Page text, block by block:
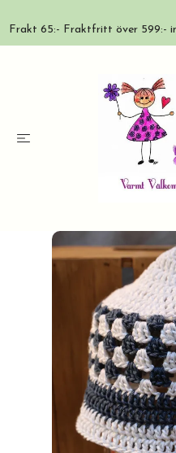
Frakt 65:- Fraktfritt över 599:-